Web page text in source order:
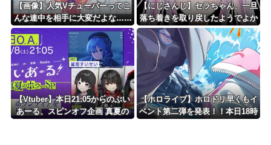
【画像】人気Vチューバーってこ
んな連中を相手に大変だよな……
【にじさんじ】セラちゃん、一旦
落ち着きを取り戻したようでよか
ったわ
【Vtuber】本日21:05からのぶい
あーる、スピンオフ企画 真夏の
【ホロライブ】ホロドリ早くもイ
ベント第二弾を発表！！本日18時